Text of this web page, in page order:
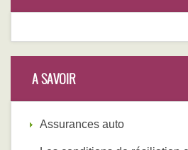
A SAVOIR
Assurances auto